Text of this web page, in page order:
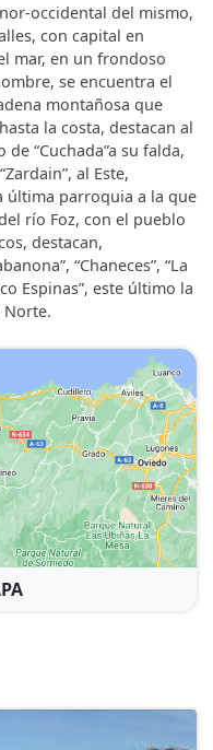
occidental del mismo,
con capital en
mar, en un frondoso
se encuentra el
montañosa que
la costa, destacan al
“Cuchada”a su falda,
al Este,
última parroquia a la que
río Foz, con el pueblo
destacan,
“Chaneces”, “La
Espinas”, este último la
Norte.